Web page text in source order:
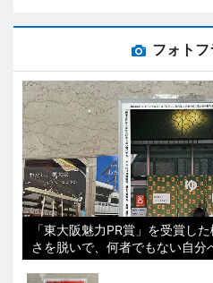
フォト
「東大阪魅力PR賞」を受賞し
さを脱いで、何者でもない自分